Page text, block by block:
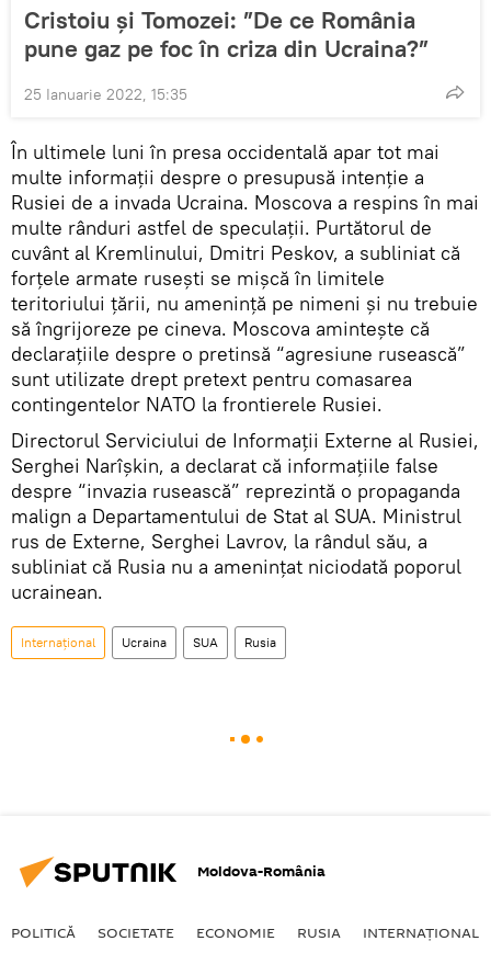
Cristoiu și Tomozei: ”De ce România
pune gaz pe foc în criza din Ucraina?”
25 Ianuarie 2022, 15:35
În ultimele luni în presa occidentală apar tot mai
multe informații despre o presupusă intenție a
Rusiei de a invada Ucraina. Moscova a respins în mai
multe rânduri astfel de speculații. Purtătorul de
cuvânt al Kremlinului, Dmitri Peskov, a subliniat că
forțele armate rusești se mișcă în limitele
teritoriului țării, nu amenință pe nimeni și nu trebuie
să îngrijoreze pe cineva. Moscova amintește că
declarațiile despre o pretinsă “agresiune rusească”
sunt utilizate drept pretext pentru comasarea
contingentelor NATO la frontierele Rusiei.
Directorul Serviciului de Informații Externe al Rusiei,
Serghei Narîșkin, a declarat că informațiile false
despre “invazia rusească” reprezintă o propaganda
malign a Departamentului de Stat al SUA. Ministrul
rus de Externe, Serghei Lavrov, la rândul său, a
subliniat că Rusia nu a amenințat niciodată poporul
ucrainean.
Internaţional Ucraina SUA Rusia
Moldova-România
POLITICĂ SOCIETATE ECONOMIE RUSIA INTERNAŢIONAL